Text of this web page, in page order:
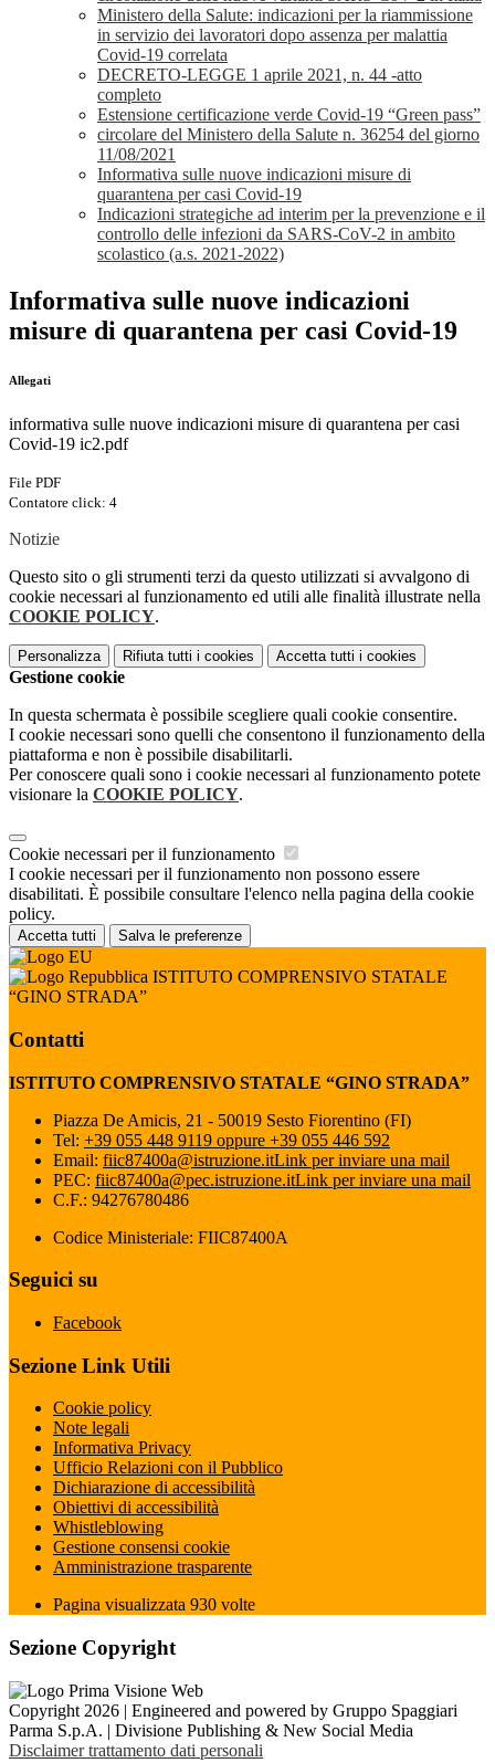
Ministero della Salute: indicazioni per la riammissione
in servizio dei lavoratori dopo assenza per malattia
Covid-19 correlata
DECRETO-LEGGE 1 aprile 2021, n. 44 -atto
completo
Estensione certificazione verde Covid-19 “Green pass”
circolare del Ministero della Salute n. 36254 del giorno
11/08/2021
Informativa sulle nuove indicazioni misure di
quarantena per casi Covid-19
Indicazioni strategiche ad interim per la prevenzione e il
controllo delle infezioni da SARS-CoV-2 in ambito
scolastico (a.s. 2021-2022)
Informativa sulle nuove indicazioni
misure di quarantena per casi Covid-19
Allegati
informativa sulle nuove indicazioni misure di quarantena per casi
Covid-19 ic2.pdf
File PDF
Contatore click: 4
Notizie
Questo sito o gli strumenti terzi da questo utilizzati si avvalgono di
cookie necessari al funzionamento ed utili alle finalità illustrate nella
COOKIE POLICY.
Personalizza Rifiuta tutti i cookies Accetta tutti i cookies
Gestione cookie
In questa schermata è possibile scegliere quali cookie consentire.
I cookie necessari sono quelli che consentono il funzionamento della
piattaforma e non è possibile disabilitarli.
Per conoscere quali sono i cookie necessari al funzionamento potete
visionare la COOKIE POLICY.
Cookie necessari per il funzionamento
I cookie necessari per il funzionamento non possono essere
disabilitati. È possibile consultare l'elenco nella pagina della cookie
policy.
Accetta tutti Salva le preferenze
ISTITUTO COMPRENSIVO STATALE
“GINO STRADA”
Contatti
ISTITUTO COMPRENSIVO STATALE “GINO STRADA”
Piazza De Amicis, 21 - 50019 Sesto Fiorentino (FI)
Tel: +39 055 448 9119 oppure +39 055 446 592
Email: fiic87400a@istruzione.itLink per inviare una mail
PEC: fiic87400a@pec.istruzione.itLink per inviare una mail
C.F.: 94276780486
Codice Ministeriale: FIIC87400A
Seguici su
Facebook
Sezione Link Utili
Cookie policy
Note legali
Informativa Privacy
Ufficio Relazioni con il Pubblico
Dichiarazione di accessibilità
Obiettivi di accessibilità
Whistleblowing
Gestione consensi cookie
Amministrazione trasparente
Pagina visualizzata 930 volte
Sezione Copyright
Copyright 2026 | Engineered and powered by Gruppo Spaggiari
Parma S.p.A. | Divisione Publishing & New Social Media
Disclaimer trattamento dati personali